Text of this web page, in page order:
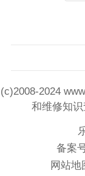
(c)2008-2024
和维修知
备案
网站地